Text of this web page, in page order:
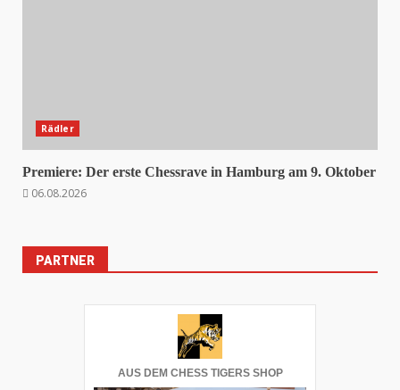
Rädler
Premiere: Der erste Chessrave in Hamburg am 9. Oktober
06.08.2026
PARTNER
AUS DEM CHESS TIGERS SHOP